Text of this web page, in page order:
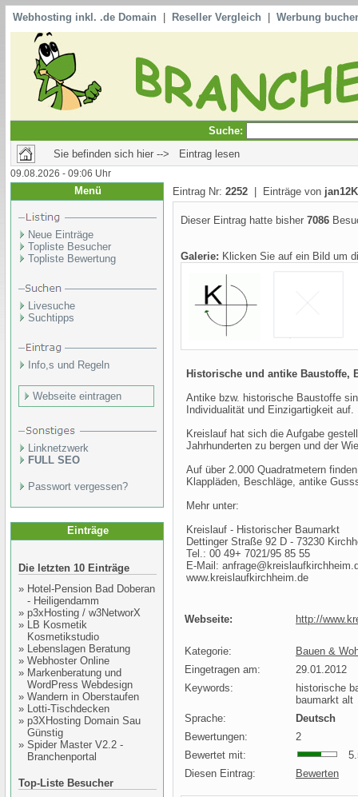
Webhosting inkl. .de Domain Reseller Vergleich Werbung
Suche:
Sie befinden sich hier --> Eintrag lesen
09.08.2026 - 09:06 Uhr
Menü
Neue Einträge
Topliste Besucher
Topliste Bewertung
Livesuche
Suchtipps
Info,s und Regeln
Webseite eintragen
Linknetzwerk
FULL SEO
Passwort vergessen?
Einträge
Die letzten 10 Einträge
» Hotel-Pension Bad Doberan
- Heiligendamm
» p3xHosting / w3NetworX
» LB Kosmetik
Kosmetikstudio
» Lebenslagen Beratung
» Webhoster Online
» Markenberatung und
WordPress Webdesign
» Wandern in Oberstaufen
» Lotti-Tischdecken
» p3XHosting Domain Sau
Günstig
» Spider Master V2.2 -
Branchenportal
Top-Liste Besucher
Eintrag Nr: 2252 | Einträge von
Dieser Eintrag hatte bisher 7086
Galerie: Klicken Sie auf ein Bild um
Historische und antike Baustoffe,
Antike bzw. historische Baustoffe
Individualität und Einzigartigkeit auf.
Kreislauf hat sich die Aufgabe
Jahrhunderten zu bergen und der
Auf über 2.000 Quadratmetern
Klappläden, Beschläge, antike
Mehr unter:
Kreislauf - Historischer Baumarkt
Dettinger Straße 92 D - 73230
Tel.: 00 49+ 7021/95 85 55
E-Mail:
www.kreislaufkirchheim.de
Webseite: http://
Kategorie:
Bauen &
Eingetragen am:
29.01.2012
Keywords:
historische
baumarkt alt
Sprache:
Deutsch
Bewertungen:
2
Bewertet mit:
Diesen Eintrag:
Bewerten